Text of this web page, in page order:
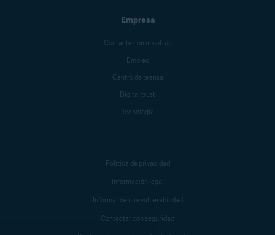
Empresa
Contacte con nosotros
Empleo
Centro de prensa
Digital trust
Tecnología
Política de privacidad
Información legal
Informar de una vulnerabilidad
Contactar con seguridad